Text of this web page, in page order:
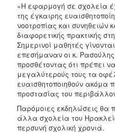
«Η εφαρμογή σε σχολεία
της έγκαιρης
νοοτροπίας και συνηθειών
διαφορετικής πρακτικής
Σημερινοί μαθητές
επεσήμαναν οι κ.
προσθέτοντας ότι πρέπει
μεγαλύτερούς τους τα
ευαισθητοποιηθούν ακόμα
προστασίας του
Παρόμοιες εκδηλώσεις θα
άλλα σχολεία του
περσυνή σχολική χρονιά.